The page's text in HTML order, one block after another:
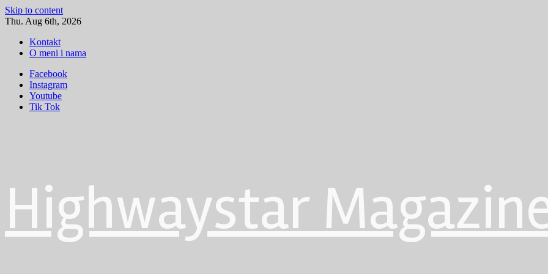
Skip to content
Thu. Aug 6th, 2026
Kontakt
O meni i nama
Facebook
Instagram
Youtube
Tik Tok
Highwaystar